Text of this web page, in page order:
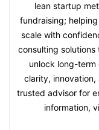
lean startup
fundraising;
scale with
consulting
unlock long-
clarity, innovation,
trusted advisor for
information,